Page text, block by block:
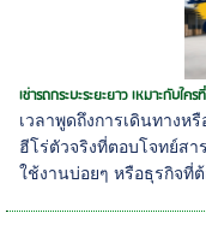
เช่ารถกระบะระยะยาว เหมาะกับใค
เวลาพูดถึงการเดินทางห
ฮีโร่ตัวจริงที่ตอบโจทย์ส
ใช้งานบ่อยๆ หรือธุรกิจที่ต้